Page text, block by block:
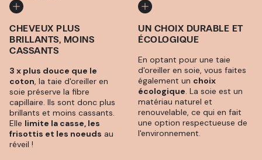
CHEVEUX PLUS
BRILLANTS, MOINS
CASSANTS
3 x plus douce que le
coton, la taie d'oreiller en
soie préserve la fibre
capillaire. Ils sont donc plus
brillants et moins cassants.
Elle limite la casse, les
frisottis et les noeuds au
réveil !
UN CHOIX DURABLE ET
ÉCOLOGIQUE
En optant pour une taie
d'oreiller en soie, vous faites
également un choix
écologique. La soie est un
matériau naturel et
renouvelable, ce qui en fait
une option respectueuse de
l'environnement.